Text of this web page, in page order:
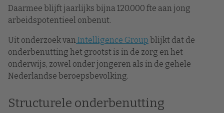
Daarmee blijft jaarlijks bijna 120.000 fte aan jong
arbeidspotentieel onbenut.
Uit onderzoek van Intelligence Group blijkt dat de
onderbenutting het grootst is in de zorg en het
onderwijs, zowel onder jongeren als in de gehele
Nederlandse beroepsbevolking.
Structurele onderbenutting